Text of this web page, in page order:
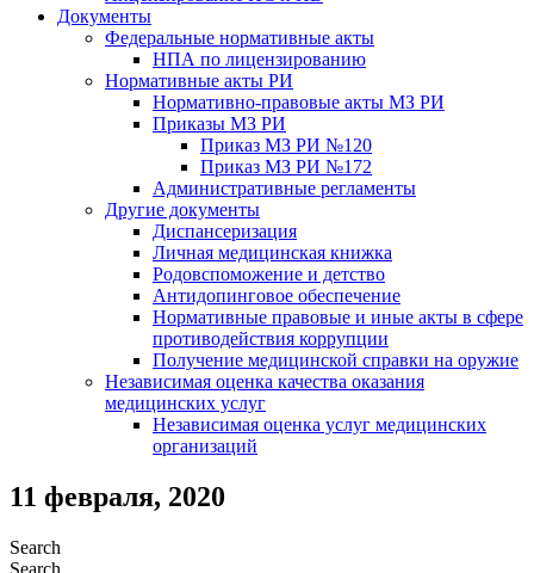
Документы
Федеральные нормативные акты
НПА по лицензированию
Нормативные акты РИ
Нормативно-правовые акты МЗ РИ
Приказы МЗ РИ
Приказ МЗ РИ №120
Приказ МЗ РИ №172
Административные регламенты
Другие документы
Диспансеризация
Личная медицинская книжка
Родовспоможение и детство
Антидопинговое обеспечение
Нормативные правовые и иные акты в сфере
противодействия коррупции
Получение медицинской справки на оружие
Независимая оценка качества оказания
медицинских услуг
Независимая оценка услуг медицинскиx
организаций
11 февраля, 2020
Search
Search